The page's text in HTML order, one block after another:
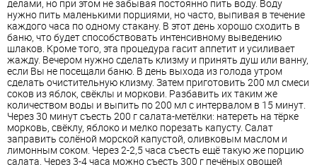
делами, но при этом не забывая постоянно пить воду. Воду
нужно пить маленькими порциями, но часто, выпивая в течение
каждого часа по одному стакану. В этот день хорошо сходить в
баню, что будет способствовать интенсивному выведению
шлаков. Кроме того, эта процедура гасит аппетит и усиливает
жажду. Вечером нужно сделать клизму и принять душ или ванну,
если Вы не посещали баню. В день выхода из голода утром
сделать очистительную клизму. Затем приготовить 200 мл смеси
соков из яблок, свёклы и моркови. Разбавить их таким же
количеством воды и выпить по 200 мл с интервалом в 15 минут.
Через 30 минут съесть 200 г салата-метёлки: натереть на тёрке
морковь, свёклу, яблоко и мелко порезать капусту. Салат
заправить солёной морской капустой, оливковым маслом и
лимонным соком. Через 2-2,5 часа съесть ещё такую же порцию
салата. Через 3-4 часа можно съесть 300 г печёных овощей